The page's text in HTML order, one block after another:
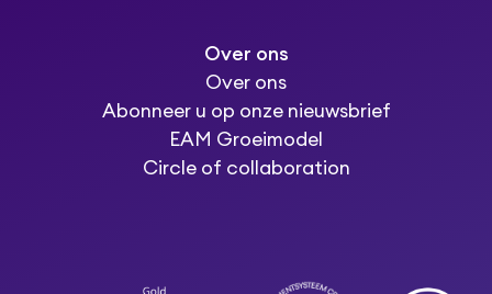
Over ons
Over ons
Abonneer u op onze nieuwsbrief
EAM Groeimodel
Circle of collaboration